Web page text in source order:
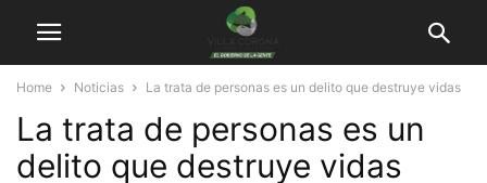
Home Noticias La trata de personas es un delito que destruye vidas
La trata de personas es un
delito que destruye vidas